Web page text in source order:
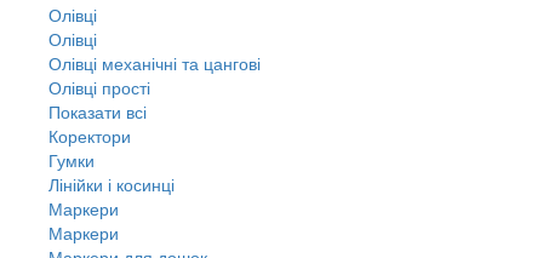
Олівці
Олівці
Олівці механічні та цангові
Олівці прості
Показати всі
Коректори
Гумки
Лінійки і косинці
Маркери
Маркери